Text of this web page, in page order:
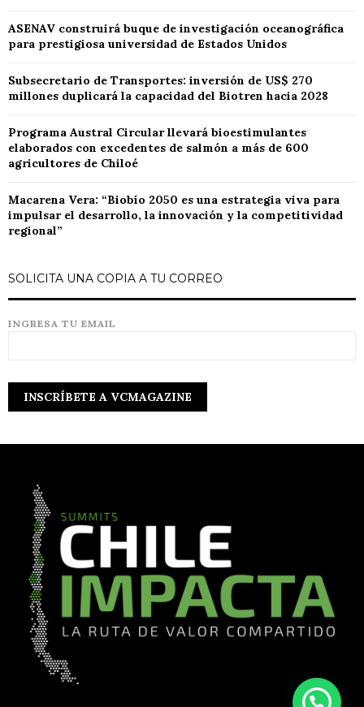
ASENAV construirá buque de investigación oceanográfica
para prestigiosa universidad de Estados Unidos
Subsecretario de Transportes: inversión de US$ 270
millones duplicará la capacidad del Biotren hacia 2028
Programa Austral Circular llevará bioestimulantes
elaborados con excedentes de salmón a más de 600
agricultores de Chiloé
Macarena Vera: “Biobío 2050 es una estrategia viva para
impulsar el desarrollo, la innovación y la competitividad
regional”
SOLICITA UNA COPIA A TU CORREO
INGRESA TU EMAIL